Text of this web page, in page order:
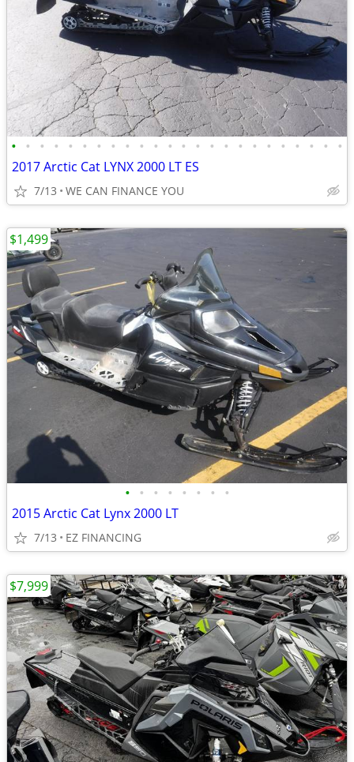
• • • • • • • • • • • • • • • • • • • • • • • •
2017 Arctic Cat LYNX 2000 LT ES
7/13 WE CAN FINANCE YOU
• • • • • • • •
2015 Arctic Cat Lynx 2000 LT
7/13 EZ FINANCING
$1,499
$7,999